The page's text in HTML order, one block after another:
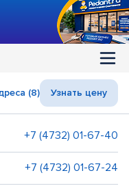
(8) Узнать цену
+7 (4732) 01-67-40
+7 (4732) 01-67-24